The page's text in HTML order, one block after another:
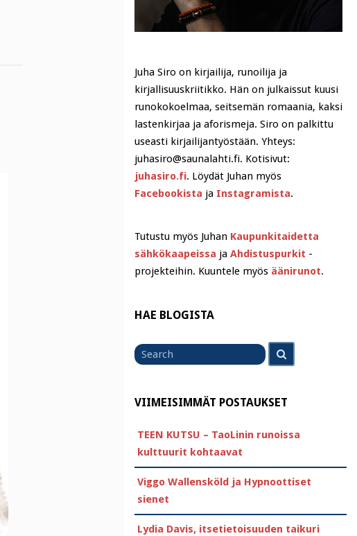
Juha Siro on kirjailija, runoilija ja
kirjallisuuskriitikko. Hän on julkaissut kuusi
runokokoelmaa, seitsemän romaania, kaksi
lastenkirjaa ja aforismeja. Siro on palkittu
useasti kirjailijantyöstään. Yhteys:
juhasiro@saunalahti.fi. Kotisivut:
juhasiro.fi. Löydät Juhan myös
Facebookista ja Instagramista.
Tutustu myös Juhan Kaupunkitaidetta
sähkökaapeissa ja Ahdistuspurkit -
projekteihin. Kuuntele myös äänirunot.
HAE BLOGISTA
for
VIIMEISIMMÄT POSTAUKSET
TEEN KUTSU – TaoLinin runoissa
kulttuurit kohtaavat
Viggo Wallensköld ja Hypnoottiset
sienet
Lydia Davis, itsetietoisuuden taikuri